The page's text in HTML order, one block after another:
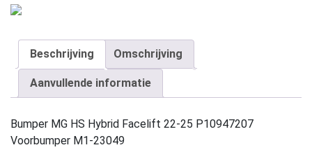
Beschrijving Omschrijving
Aanvullende informatie
Bumper MG HS Hybrid Facelift 22-25 P10947207
Voorbumper M1-23049